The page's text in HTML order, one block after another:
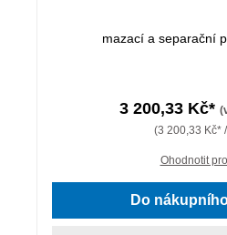
mazací a separační
3 200,33 Kč*
(3 200,33 Kč*
Ohodnotit
Do